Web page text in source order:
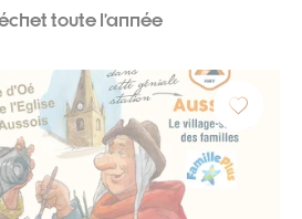
toute l’année